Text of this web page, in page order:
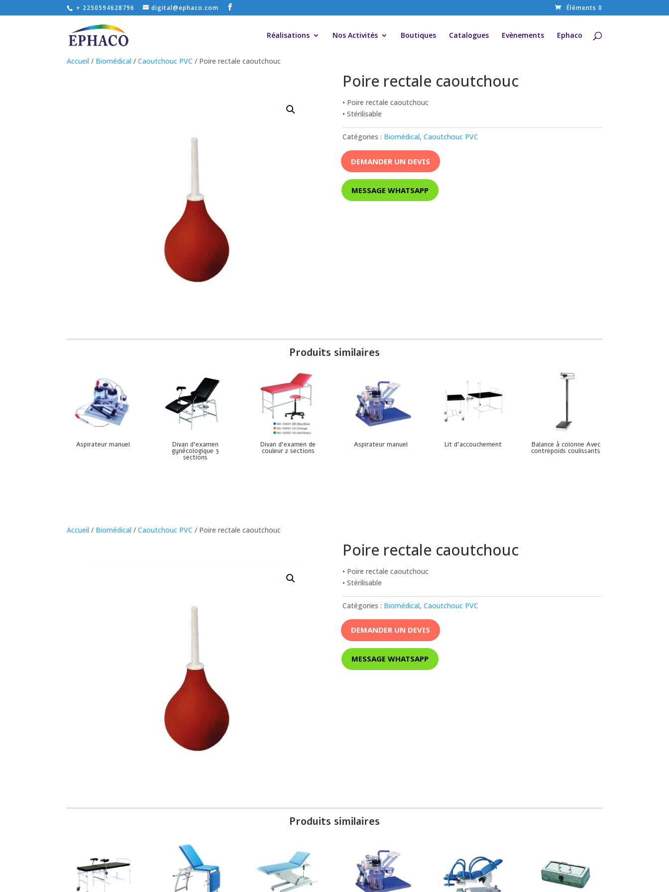
+ 2250594628796 digital@ephaco.com Éléments 0
Réalisations Nos Activités Boutiques Catalogues Evènements Ephaco
Accueil / Biomédical /Caoutchouc PVC / Poire rectale caoutchouc
Poire rectale caoutchouc
• Poire rectale caoutchouc
• Stérilisable
Catégories : Biomédical,Caoutchouc PVC
DEMANDER UN DEVIS
MESSAGE WHATSAPP
Produits similaires
Aspirateur manuel Divan d’examen
gynécologique 3
sections
Divan d’examen de
couleur 2 sections
Aspirateur manuel Lit d’accouchement Balance à colonne Avec
contrepoids coulissants
Accueil / Biomédical /Caoutchouc PVC / Poire rectale caoutchouc
Poire rectale caoutchouc
• Poire rectale caoutchouc
• Stérilisable
Catégories : Biomédical,Caoutchouc PVC
DEMANDER UN DEVIS
MESSAGE WHATSAPP
Produits similaires